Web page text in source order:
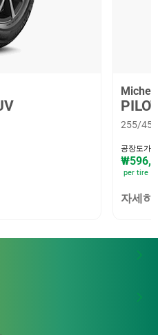
255/45
공장도가
per tire
자세히